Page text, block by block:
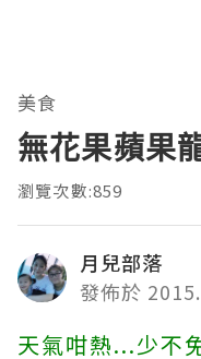
美食
無花果蘋果
瀏覽次數:859
月兒部落
發佈於
天氣咁熱...少不